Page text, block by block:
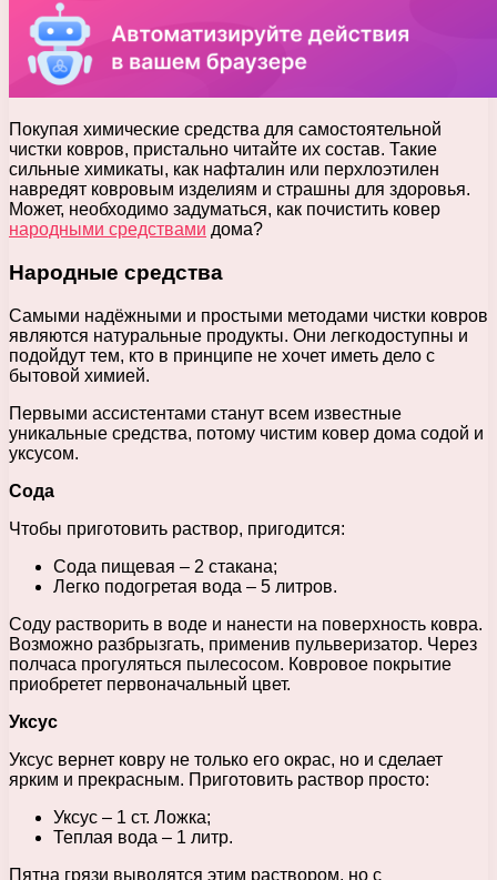
Покупая химические средства для самостоятельной
чистки ковров, пристально читайте их состав. Такие
сильные химикаты, как нафталин или перхлоэтилен
навредят ковровым изделиям и страшны для здоровья.
Может, необходимо задуматься, как почистить ковер
народными средствами дома?
Народные средства
Самыми надёжными и простыми методами чистки ковров
являются натуральные продукты. Они легкодоступны и
подойдут тем, кто в принципе не хочет иметь дело с
бытовой химией.
Первыми ассистентами станут всем известные
уникальные средства, потому чистим ковер дома содой и
уксусом.
Сода
Чтобы приготовить раствор, пригодится:
Сода пищевая – 2 стакана;
Легко подогретая вода – 5 литров.
Соду растворить в воде и нанести на поверхность ковра.
Возможно разбрызгать, применив пульверизатор. Через
полчаса прогуляться пылесосом. Ковровое покрытие
приобретет первоначальный цвет.
Уксус
Уксус вернет ковру не только его окрас, но и сделает
ярким и прекрасным. Приготовить раствор просто:
Уксус – 1 ст. Ложка;
Теплая вода – 1 литр.
Пятна грязи выводятся этим раствором, но с